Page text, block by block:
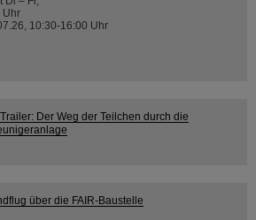
Uhr
10:30-16:00 Uhr
Trailer: Der Weg der Teilchen durch die
über die FAIR-Baustelle